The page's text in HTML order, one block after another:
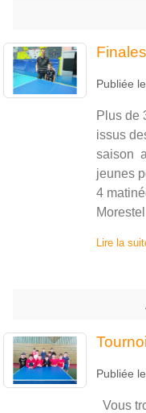
Publiée le
Plus de
issus
saison
jeunes
4
Lire la
Publiée le
Vous